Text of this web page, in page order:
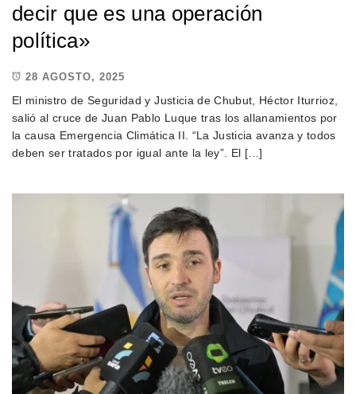
decir que es una operación
política»
28 AGOSTO, 2025
El ministro de Seguridad y Justicia de Chubut, Héctor Iturrioz,
salió al cruce de Juan Pablo Luque tras los allanamientos por
la causa Emergencia Climática II. “La Justicia avanza y todos
deben ser tratados por igual ante la ley”. El […]